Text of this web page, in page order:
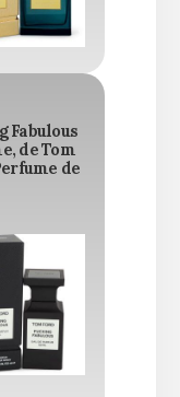
Fabulous
de Tom
de